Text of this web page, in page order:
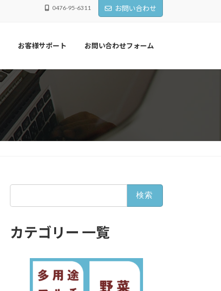
0476-95-6311 お問い合わせ
お客様サポート お問い合わせフォーム
カテゴリー 一覧